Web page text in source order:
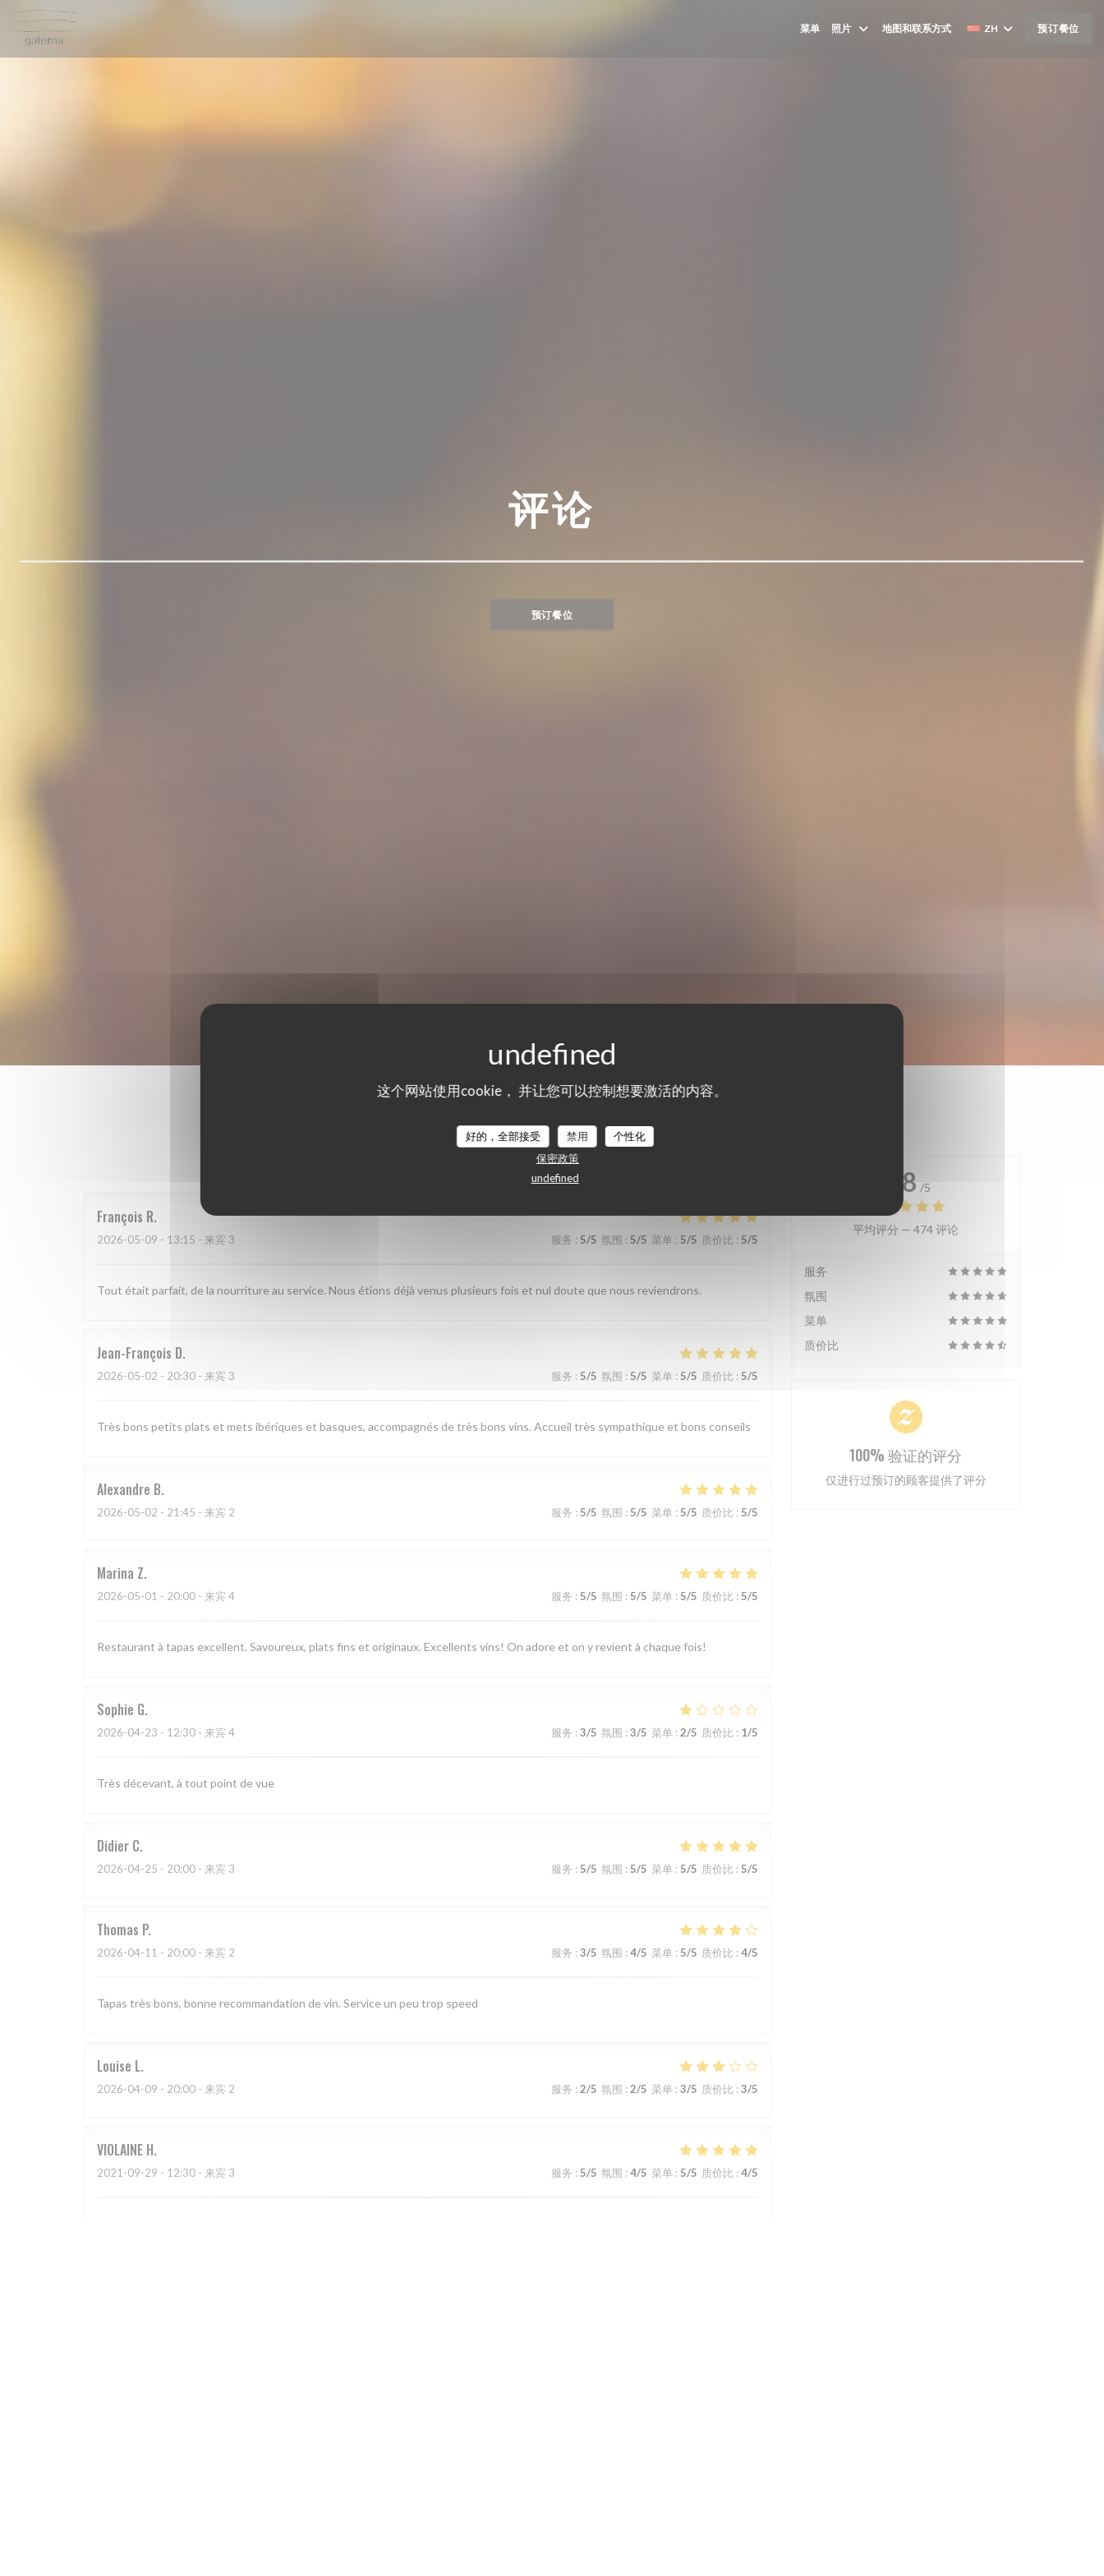
Cookie管理面板
这个网站使用cookie， 并让您可以控制想要激活的内容。
好的，全部接受 禁用
个性化
保密政策
undefined
菜单 照片 地图和联系方式 ZH 预订餐位
评论
预订餐位
我们的顾客评分
François R
2026-05-09 - 13:15 - 来宾 3 服务 : 5/5 氛围 : 5/5 菜单 : 5/5 质价比 : 5/5
Tout était parfait, de la nourriture au service. Nous étions déjà venus plusieurs fois et nul doute que nous reviendrons.
Jean-François D
2026-05-02 - 20:30 - 来宾 3 服务 : 5/5 氛围 : 5/5 菜单 : 5/5 质价比 : 5/5
Très bons petits plats et mets ibériques et basques, accompagnés de très bons vins. Accueil très sympathique et bons conseils
Alexandre B
2026-05-02 - 21:45 - 来宾 2 服务 : 5/5 氛围 : 5/5 菜单 : 5/5 质价比 : 5/5
Marina Z
2026-05-01 - 20:00 - 来宾 4 服务 : 5/5 氛围 : 5/5 菜单 : 5/5 质价比 : 5/5
Restaurant à tapas excellent. Savoureux, plats fins et originaux. Excellents vins! On adore et on y revient à chaque fois!
Sophie G
2026-04-23 - 12:30 - 来宾 4 服务 : 3/5 氛围 : 3/5 菜单 : 2/5 质价比 : 1/5
Très décevant, à tout point de vue
Didier C
2026-04-25 - 20:00 - 来宾 3 服务 : 5/5 氛围 : 5/5 菜单 : 5/5 质价比 : 5/5
Thomas P
2026-04-11 - 20:00 - 来宾 2 服务 : 3/5 氛围 : 4/5 菜单 : 5/5 质价比 : 4/5
Tapas très bons, bonne recommandation de vin. Service un peu trop speed
Louise L
2026-04-09 - 20:00 - 来宾 2 服务 : 2/5 氛围 : 2/5 菜单 : 3/5 质价比 : 3/5
VIOLAINE H
2021-09-29 - 12:30 - 来宾 3 服务 : 5/5 氛围 : 4/5 菜单 : 5/5 质价比 : 4/5
4.8 /5
平均评分 — 474 评论
服务
氛围
菜单
质价比
100% 验证的评分
仅进行过预订的顾客提供了评分